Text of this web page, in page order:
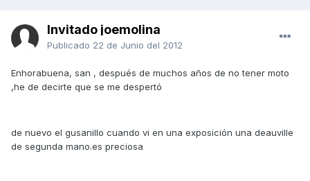
Invitado joemolina
Publicado 22 de Junio del 2012
Enhorabuena, san , después de muchos años de no tener moto
,he de decirte que se me despertó
de nuevo el gusanillo cuando vi en una exposición una deauville
de segunda mano.es preciosa